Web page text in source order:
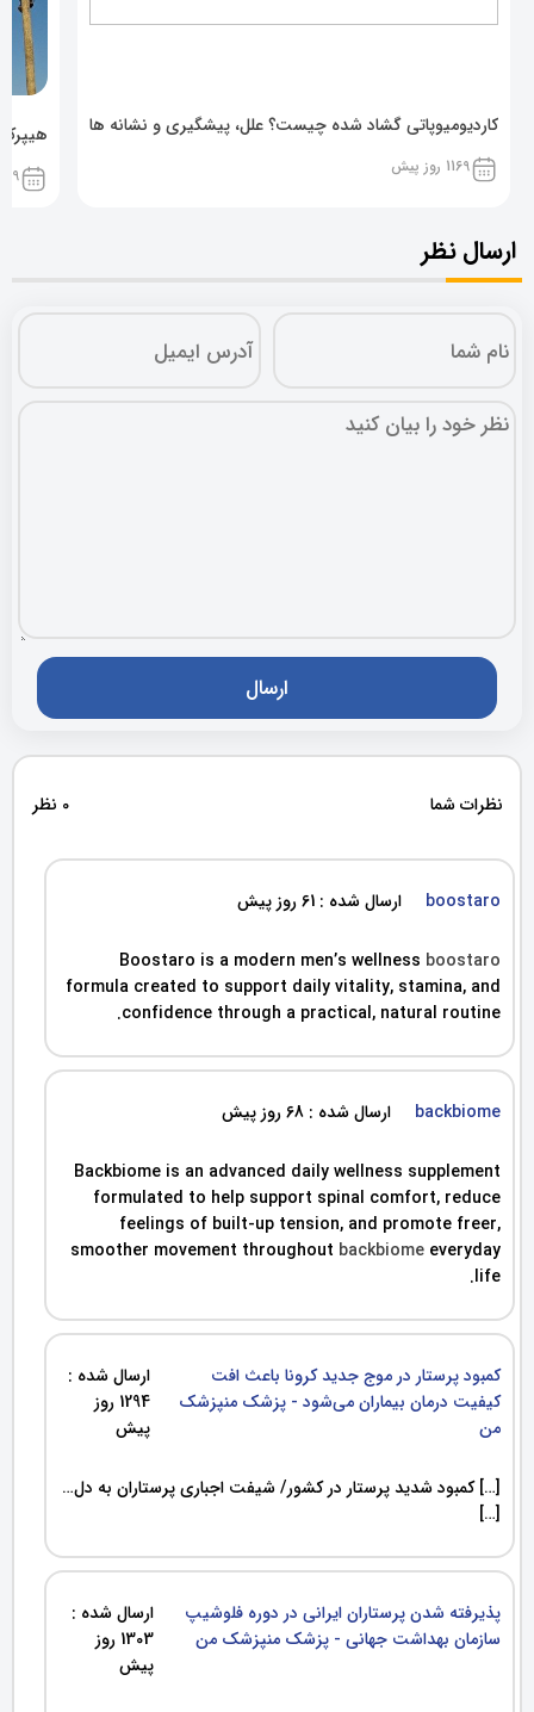
کاردیومیوپاتی گشاد شده چیست؟ علل، پیشگیری و نشانه ها
1169 روز پیش 1169
ارسال نظر
نظرات شما 0 نظر
boostaro ارسال شده : 61 روز پیش
Boostaro is a modern men’s wellness boostaro
formula created to support daily vitality, stamina, and
confidence through a practical, natural routine.
backbiome ارسال شده : 68 روز پیش
Backbiome is an advanced daily wellness supplement
formulated to help support spinal comfort, reduce
feelings of built-up tension, and promote freer,
smoother movement throughout backbiome everyday
life.
کمبود پرستار در موج جدید کرونا باعث افت
کیفیت درمان بیماران می‌شود - پزشک منپزشک
من
ارسال شده :
1294 روز
پیش
[…] کمبود شدید پرستار در کشور/ شیفت‌ اجباری پرستاران به دل…
[…]
پذیرفته شدن پرستاران ایرانی در دوره فلوشیپ
سازمان بهداشت جهانی - پزشک منپزشک من
ارسال شده :
1303 روز
پیش